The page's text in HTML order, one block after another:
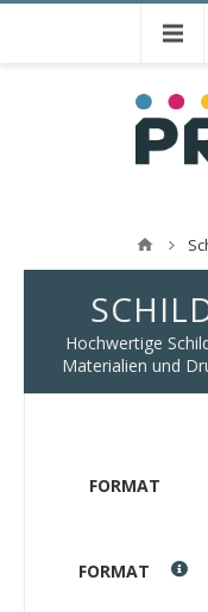
Hochwertige
Materialien und
FORMAT
FORMAT